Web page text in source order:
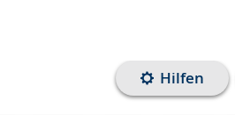
Hilfen